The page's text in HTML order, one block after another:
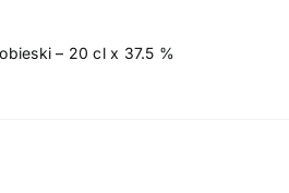
– 20 cl x 37.5 %